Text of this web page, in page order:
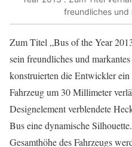
freundliches und
Zum Titel „Bus of the Year
sein freundliches und
konstruierten die Entwickler
Fahrzeug um 30 Millimeter
Designelement verblendete
Bus eine dynamische
Gesamthöhe des Fahrzeugs